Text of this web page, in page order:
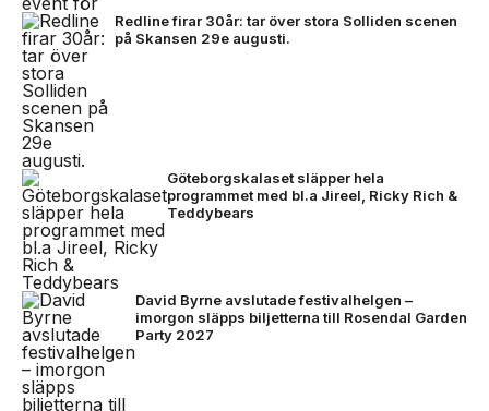
Redline firar 30år: tar över stora Solliden scenen
på Skansen 29e augusti.
Göteborgskalaset släpper hela
programmet med bl.a Jireel, Ricky Rich &
Teddybears
David Byrne avslutade festivalhelgen –
imorgon släpps biljetterna till Rosendal Garden
Party 2027